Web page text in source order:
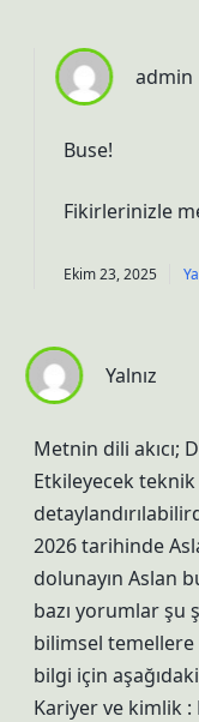
admin
Buse!
Fikirlerinizle
Ekim 23, 2025
Yalnız
Metnin dili akıcı;
Etkileyecek
2026 tarihinde
dolunayın Aslan
bazı yorumlar
bilimsel temellere
bilgi için
Kariyer ve kimlik :